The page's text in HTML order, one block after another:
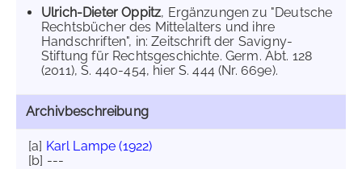
Ulrich-Dieter Oppitz, Ergänzungen zu "Deutsche
Rechtsbücher des Mittelalters und ihre
Handschriften", in: Zeitschrift der Savigny-
Stiftung für Rechtsgeschichte. Germ. Abt. 128
(2011), S. 440-454, hier S. 444 (Nr. 669e).
Archivbeschreibung
[a] Karl Lampe (1922)
[b] ---